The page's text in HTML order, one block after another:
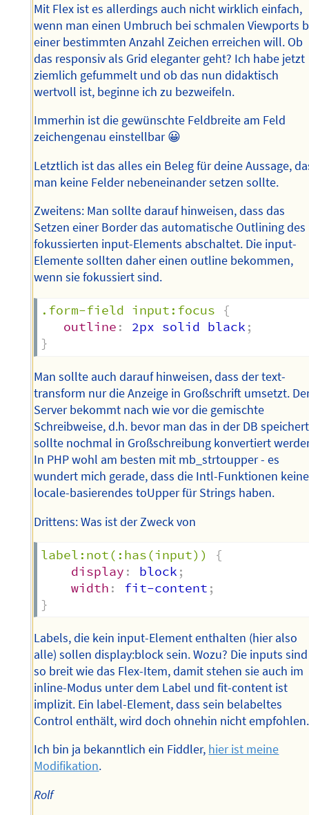
Mit Flex ist es allerdings auch nicht wirklich einfach,
wenn man einen Umbruch bei schmalen Viewports
einer bestimmten Anzahl Zeichen erreichen will. Ob
das responsiv als Grid eleganter geht? Ich habe jetzt
ziemlich gefummelt und ob das nun didaktisch
wertvoll ist, beginne ich zu bezweifeln.
Immerhin ist die gewünschte Feldbreite am Feld
zeichengenau einstellbar 😀
Letztlich ist das alles ein Beleg für deine Aussage,
man keine Felder nebeneinander setzen sollte.
Zweitens: Man sollte darauf hinweisen, dass das
Setzen einer Border das automatische Outlining des
fokussierten input-Elements abschaltet. Die input-
Elemente sollten daher einen outline bekommen,
wenn sie fokussiert sind.
.form-field input:focus
{
outline : 2px solid black ;
}
Man sollte auch darauf hinweisen, dass der text-
transform nur die Anzeige in Großschrift umsetzt.
Server bekommt nach wie vor die gemischte
Schreibweise, d.h. bevor man das in der DB
sollte nochmal in Großschreibung konvertiert
In PHP wohl am besten mit mb_strtoupper - es
wundert mich gerade, dass die Intl-Funktionen
locale-basierendes toUpper für Strings haben.
Drittens: Was ist der Zweck von
label:not(:has(input))
{
display : block ;
width : fit-content ;
}
Labels, die kein input-Element enthalten (hier also
alle) sollen display:block sein. Wozu? Die inputs sind
so breit wie das Flex-Item, damit stehen sie auch im
inline-Modus unter dem Label und fit-content ist
implizit. Ein label-Element, dass sein belabeltes
Control enthält, wird doch ohnehin nicht empfohlen.
Ich bin ja bekanntlich ein Fiddler, hier ist meine
Modifikation.
Rolf